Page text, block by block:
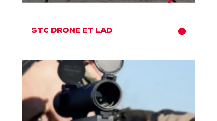
STC DRONE ET LAD